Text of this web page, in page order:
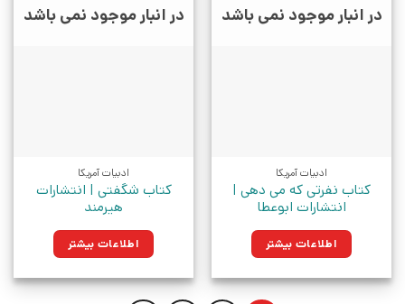
در انبار موجود نمی باشد
ادبیات آمریکا
کتاب نفرتی که می دهی |
انتشارات ابوعطا
اطلاعات بیشتر
در انبار موجود نمی باشد
ادبیات آمریکا
کتاب شگفتی | انتشارات
هیرمند
اطلاعات بیشتر